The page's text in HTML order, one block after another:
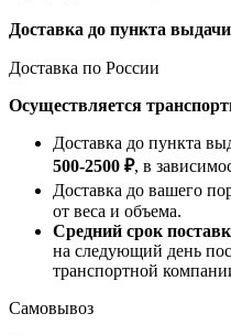
Доставка до пункта
Доставка по России
Осуществляется
Доставка до пункта
500-2500 ₽, в
Доставка до вашего
от веса и объема.
Средний срок
на следующий день
транспортной
Самовывоз